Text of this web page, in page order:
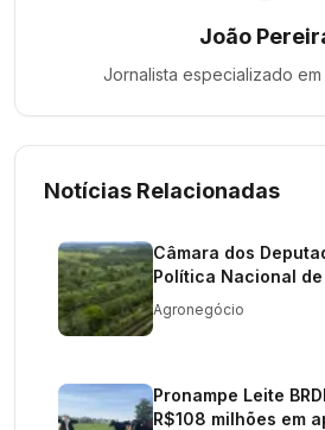
João
Jornalista especializado em
Notícias Relacionadas
Câmara dos
Política Nacional
Agroflorestais
Agronegócio
Pronampe Leite
R$108 milhões em